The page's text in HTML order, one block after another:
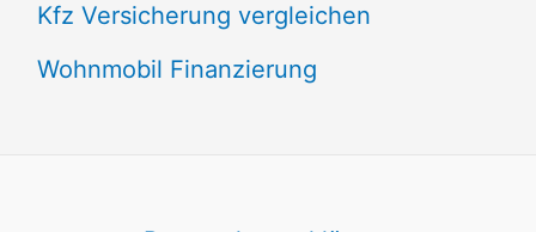
Kfz Versicherung vergleichen
Wohnmobil Finanzierung